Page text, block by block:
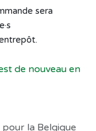
sera
de nouveau en
la Belgique